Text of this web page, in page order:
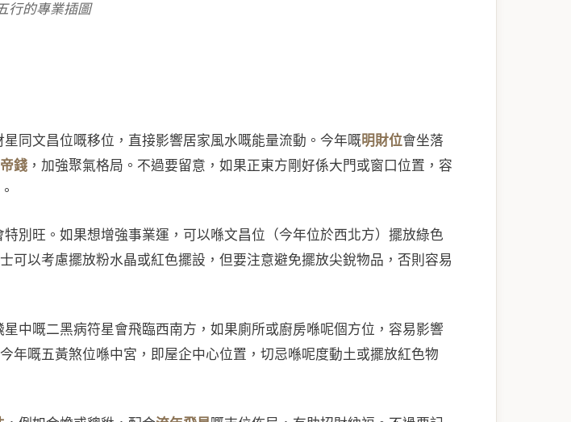
行的專業插圖
同文昌位嘅移位，直接影響居家風水嘅能量流動。今年嘅明財位會坐落
錢 ，加強聚氣格局。不過要留意，如果正東方剛好係大門或窗口位置，容
別旺。如果想增強事業運，可以喺文昌位（今年位於西北方）擺放綠色
可以考慮擺放粉水晶或紅色擺設，但要注意避免擺放尖銳物品，否則容易
中嘅二黑病符星會飛臨西南方，如果廁所或廚房喺呢個方位，容易影響
年嘅五黃煞位喺中宮，即屋企中心位置，切忌喺呢度動土或擺放紅色物